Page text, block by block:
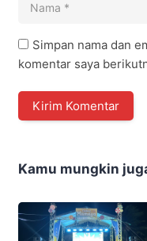
Simpan nama dan
komentar saya
Kamu mungkin